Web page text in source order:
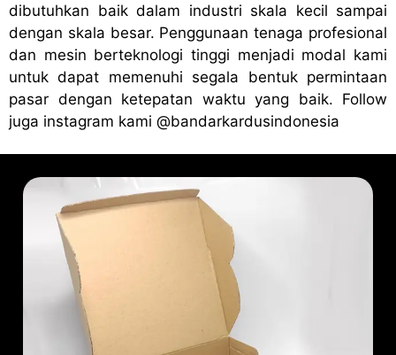
dibutuhkan baik dalam industri skala kecil sampai
dengan skala besar. Penggunaan tenaga profesional
dan mesin berteknologi tinggi menjadi modal kami
untuk dapat memenuhi segala bentuk permintaan
pasar dengan ketepatan waktu yang baik. Follow
juga instagram kami @bandarkardusindonesia